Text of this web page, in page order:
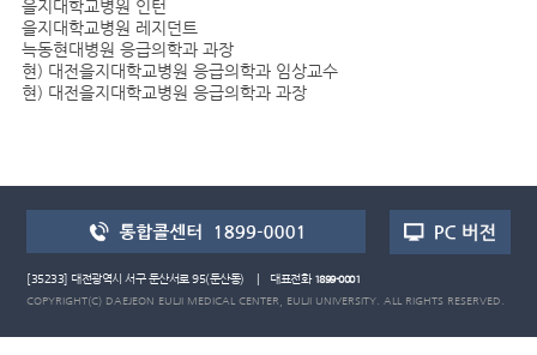
을지대학교병원 인턴
을지대학교병원 레지던트
늑동현대병원 응급의학과 과장
현) 대전을지대학교병원 응급의학과 임상교수
현) 대전을지대학교병원 응급의학과 과장
[35233] 대전광역시 서구 둔산서로 95(둔산동) | 대표전화1899-0001
COPYRIGHT(C) DAEJEON EULJI MEDICAL CENTER, EULJI UNIVERSITY. ALL RIGHTS RESERVED.